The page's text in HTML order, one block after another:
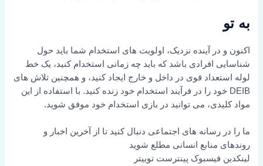
به تو
اکنون و در آینده نزدیک، اولویت های استخدام شما باید حول
شناسایی افرادی باشد که باید چه زمانی استخدام کنید، یک خط
لوله استعداد قوی در داخل و خارج ایجاد کنید، و همچنین تلاش های
DEIB خود را در فرآیند استخدام خود زنده کنید. با استفاده از این
مواد کلیدی، می توانید در بازی استخدام خود موفق شوید.
ما را در رسانه های اجتماعی دنبال کنید تا از آخرین اخبار و
روندهای منابع انسانی مطلع شوید
لینکدین فیسبوک پینترست توییتر